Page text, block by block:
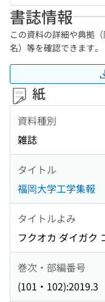
書誌情報
この資料の詳細や典拠
名）等を確認できます。
紙
資料種別
雑誌
タイトル
福岡大学工学集報
タイトルよみ
フクオカ ダイガク
巻次・部編番号
(101・102):2019.3